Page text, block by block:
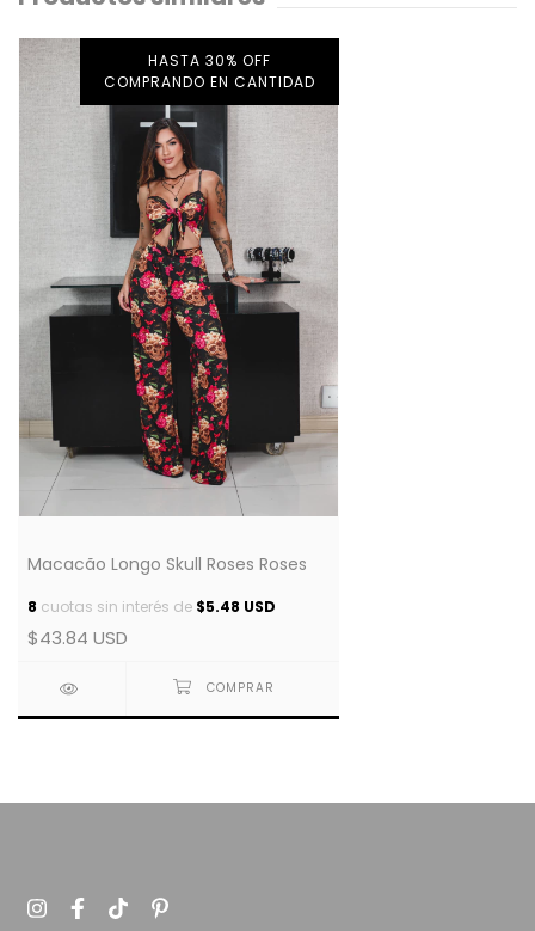
HASTA 30% OFF
COMPRANDO EN CANTIDAD
Macacão Longo Skull Roses Roses
8 cuotas sin interés de $5.48 USD
$43.84 USD